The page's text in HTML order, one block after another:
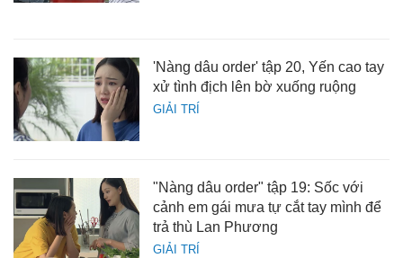
GIẢI TRÍ
'Nàng dâu order' tập 20, Yến cao tay
xử tình địch lên bờ xuống ruộng
GIẢI TRÍ
"Nàng dâu order" tập 19: Sốc với
cảnh em gái mưa tự cắt tay mình để
trả thù Lan Phương